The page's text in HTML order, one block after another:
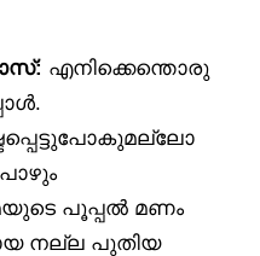
എനിക്കെന്തൊരു
പൂപ്പൽ മണം
നല്ല പുതിയ